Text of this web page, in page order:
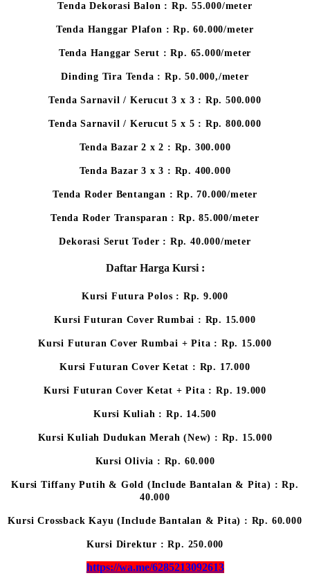
Tenda Dekorasi Balon : Rp. 55.000/meter
Tenda Hanggar Plafon : Rp. 60.000/meter
Tenda Hanggar Serut : Rp. 65.000/meter
Dinding Tira Tenda : Rp. 50.000,/meter
Tenda Sarnavil / Kerucut 3 x 3 : Rp. 500.000
Tenda Sarnavil / Kerucut 5 x 5 : Rp. 800.000
Tenda Bazar 2 x 2 : Rp. 300.000
Tenda Bazar 3 x 3 : Rp. 400.000
Tenda Roder Bentangan : Rp. 70.000/meter
Tenda Roder Transparan : Rp. 85.000/meter
Dekorasi Serut Toder : Rp. 40.000/meter
Daftar Harga Kursi :
Kursi Futura Polos : Rp. 9.000
Kursi Futuran Cover Rumbai : Rp. 15.000
Kursi Futuran Cover Rumbai + Pita : Rp. 15.000
Kursi Futuran Cover Ketat : Rp. 17.000
Kursi Futuran Cover Ketat + Pita : Rp. 19.000
Kursi Kuliah : Rp. 14.500
Kursi Kuliah Dudukan Merah (New) : Rp. 15.000
Kursi Olivia : Rp. 60.000
Kursi Tiffany Putih & Gold (Include Bantalan & Pita) : Rp.
40.000
Kursi Crossback Kayu (Include Bantalan & Pita) : Rp. 60.000
Kursi Direktur : Rp. 250.000
https://wa.me/6285213092613